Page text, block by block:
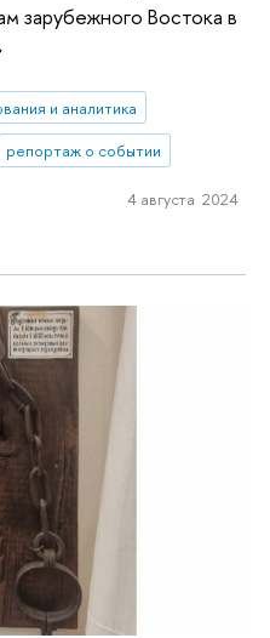
зарубежного Востока в
и аналитика
репортаж о событии
4 августа 2024